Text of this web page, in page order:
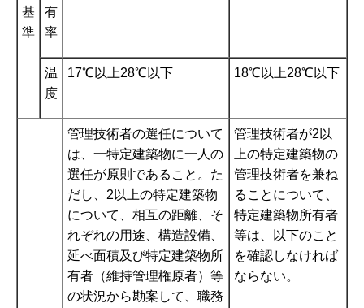
基
準
有
率
温
度
17℃以上28℃以下 18℃以上28℃以下
管理技術者の選任について
は、一特定建築物に一人の
選任が原則であること。た
だし、2以上の特定建築物
について、相互の距離、そ
れぞれの用途、構造設備、
延べ面積及び特定建築物所
有者（維持管理権原者）等
の状況から勘案して、職務
管理技術者が2以
上の特定建築物の
管理技術者を兼ね
ることについて、
特定建築物所有者
等は、以下のこと
を確認しなければ
ならない。